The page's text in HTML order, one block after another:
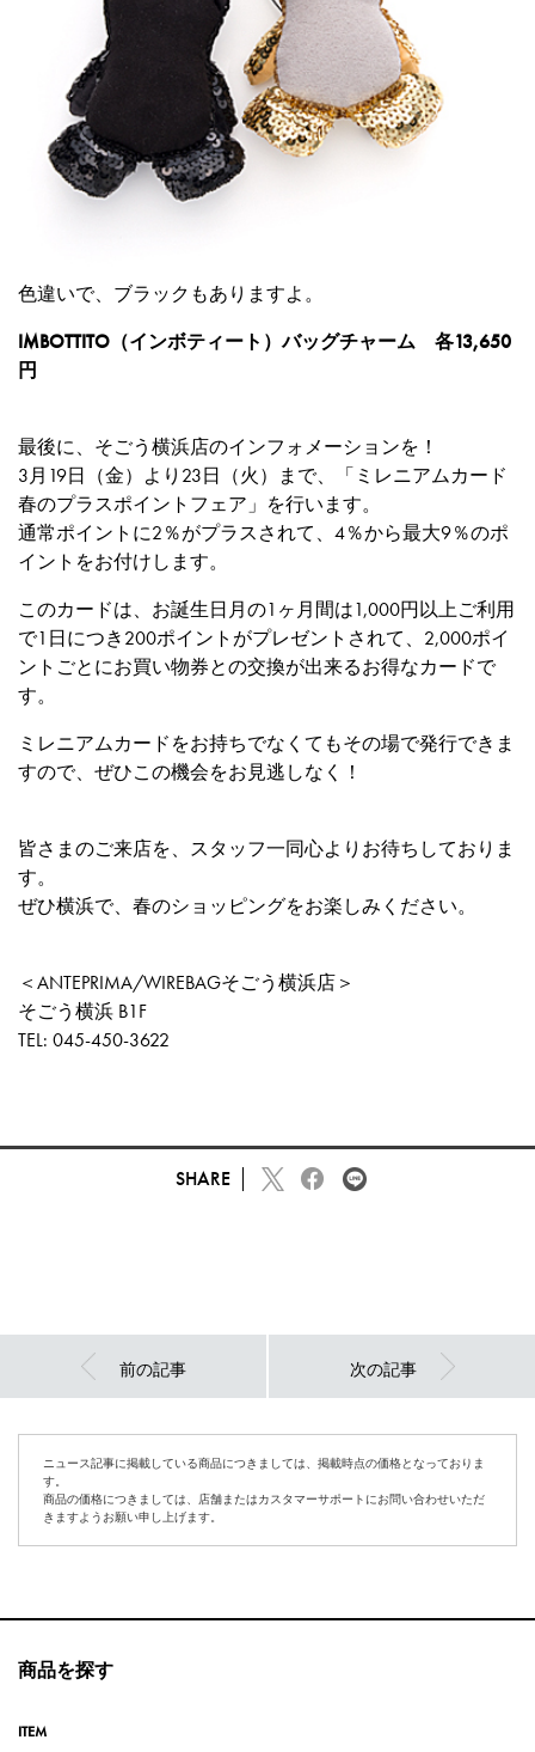
色違いで、ブラックもありますよ。
IMBOTTITO（インボティート）バッグチャーム 各13,650
円
最後に、そごう横浜店のインフォメーションを！
3月19日（金）より23日（火）まで、「ミレニアムカード
春のプラスポイントフェア」を行います。
通常ポイントに2％がプラスされて、4％から最大9％のポ
イントをお付けします。
このカードは、お誕生日月の1ヶ月間は1,000円以上ご利用
で1日につき200ポイントがプレゼントされて、2,000ポイ
ントごとにお買い物券との交換が出来るお得なカードで
す。
ミレニアムカードをお持ちでなくてもその場で発行できま
すので、ぜひこの機会をお見逃しなく！
皆さまのご来店を、スタッフ一同心よりお待ちしておりま
す。
ぜひ横浜で、春のショッピングをお楽しみください。
＜ANTEPRIMA/WIREBAGそごう横浜店＞
そごう横浜 B1F
TEL: 045-450-3622
SHARE
前の記事 次の記事
ニュース記事に掲載している商品につきましては、掲載時点の価格となっておりま
す。
商品の価格につきましては、店舗またはカスタマーサポートにお問い合わせいただ
きますようお願い申し上げます。
商品を探す
ITEM